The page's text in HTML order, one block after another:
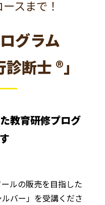
グラム
断士 ®」
教育研修プログ
ルの販売を目指した
バー」を受講くださ